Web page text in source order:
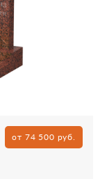
от 74 500 руб.